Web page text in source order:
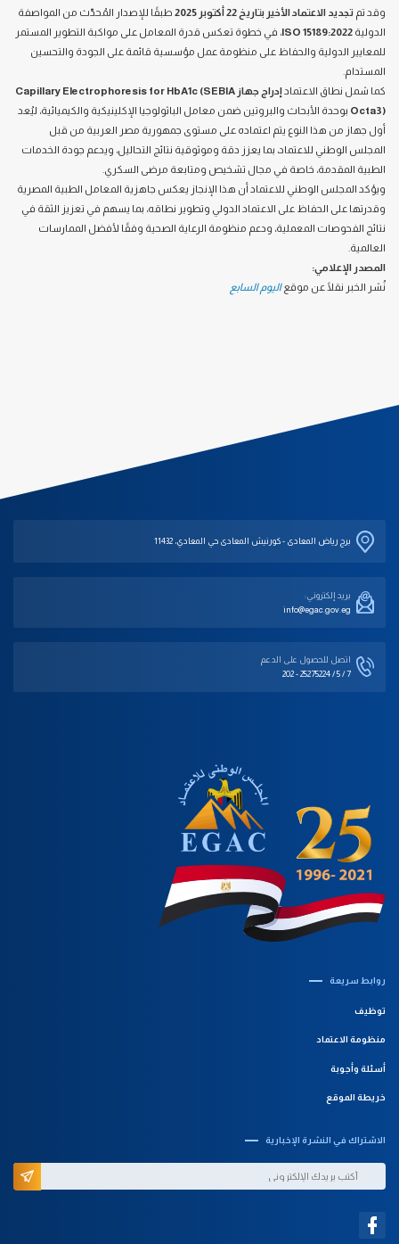
وقد تم تجديد الاعتماد الأخير بتاريخ 22 أكتوبر 2025
طبقًا للإصدار المُحدّث من المواصفة
الدولية ISO 15189:2022، في خطوة تعكس قدرة المعامل على مواكبة التطوير المستمر
للمعايير الدولية والحفاظ على منظومة عمل مؤسسية قائمة على الجودة والتحسين
المستدام.
كما شمل نطاق الاعتماد
إدراج جهاز Capillary Electrophoresis for HbA1c (SEBIA
Octa3) بوحدة الأبحاث والبروتين ضمن معامل الباثولوجيا الإكلينيكية والكيميائية، ليُعد
أول جهاز من هذا النوع يتم اعتماده على مستوى جمهورية مصر العربية من قبل
المجلس الوطني للاعتماد، بما يعزز دقة وموثوقية نتائج التحاليل، ويدعم جودة الخدمات
الطبية المقدمة، خاصة في مجال تشخيص ومتابعة مرضى السكري.
ويؤكد المجلس الوطني للاعتماد أن هذا الإنجاز يعكس جاهزية المعامل الطبية المصرية
وقدرتها على الحفاظ على الاعتماد الدولي وتطوير نطاقه، بما يسهم في تعزيز الثقة في
نتائج الفحوصات المعملية، ودعم منظومة الرعاية الصحية وفقًا لأفضل الممارسات
العالمية.
المصدر الإعلامي:
نُشر الخبر نقلًا عن موقعاليوم السابع
برج رياض المعادى - كورنيش المعادى حي المعادي، 11432
بريد إلكتروني:
info@egac.gov.eg
اتصل للحصول على الدعم‎
202 - 25275224 / 5 / 7
روابط سريعة‎
توظيف
منظومة الاعتماد
أسئلة وأجوبة
خريطة الموقع
الاشتراك في النشرة الإخبارية